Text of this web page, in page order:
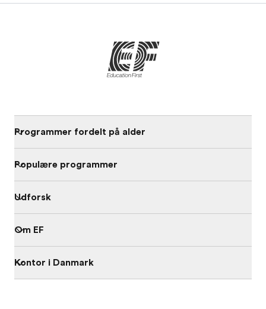
Programmer fordelt på alder
Populære programmer
Udforsk
Om EF
Kontor i Danmark